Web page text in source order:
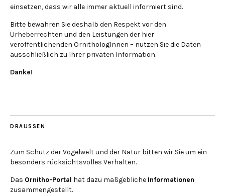
einsetzen, dass wir alle immer aktuell informiert sind.
Bitte bewahren Sie deshalb den Respekt vor den
Urheberrechten und den Leistungen der hier
veröffentlichenden OrnithologInnen – nutzen Sie die Daten
ausschließlich zu Ihrer privaten Information.
Danke!
DRAUSSEN
Zum Schutz der Vogelwelt und der Natur bitten wir Sie um ein
besonders rücksichtsvolles Verhalten.
Das Ornitho-Portal hat dazu maßgebliche Informationen
zusammengestellt.